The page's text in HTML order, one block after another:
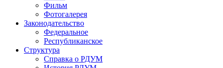
Фильм
Фотогалерея
Законодательство
Федеральное
Республиканское
Структура
Справка о РДУМ